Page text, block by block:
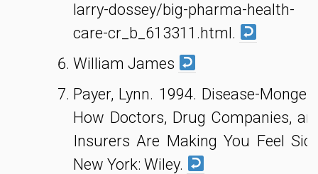
larry-dossey/big-pharma-health-
care-cr_b_613311.html.
William James
Payer, Lynn. 1994. Disease-
How Doctors, Drug Companies,
Insurers Are Making You Feel
New York: Wiley.